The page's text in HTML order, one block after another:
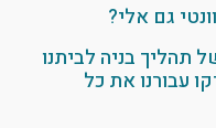
גם אלי?
תהליך בניה לביתנו
עבורנו את כל